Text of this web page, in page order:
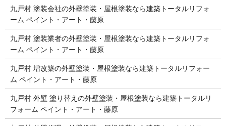
九戸村 塗装会社の外壁塗装・屋根塗装なら建築トータルリフォ
ーム ペイント・アート・藤原
九戸村 塗装業者の外壁塗装・屋根塗装なら建築トータルリフォ
ーム ペイント・アート・藤原
九戸村 増改築の外壁塗装・屋根塗装なら建築トータルリフォー
ム ペイント・アート・藤原
九戸村 外壁 塗り替えの外壁塗装・屋根塗装なら建築トータルリ
フォーム ペイント・アート・藤原